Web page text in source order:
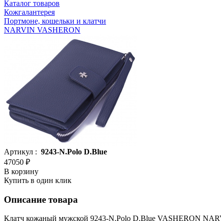
Каталог товаров
Кожгалантерея
Портмоне, кошельки и клатчи
NARVIN VASHERON
Артикул : 9243-N.Polo D.Blue
47050 ₽
В корзину
Купить в один клик
Описание товара
Клатч кожаный мужской 9243-N.Polo D.Blue VASHERON